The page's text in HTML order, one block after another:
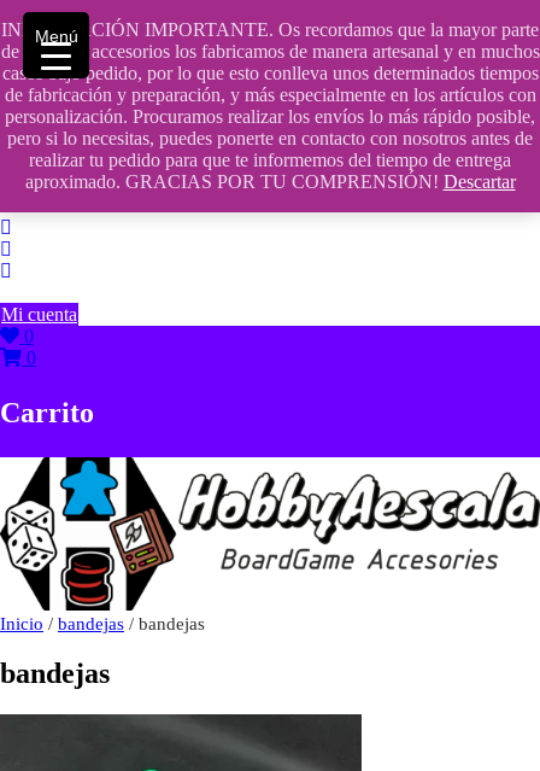
INFORMACIÓN IMPORTANTE. Os recordamos que la mayor parte
de nuestros accesorios los fabricamos de manera artesanal y en muchos
casos bajo pedido, por lo que esto conlleva unos determinados tiempos
de fabricación y preparación, y más especialmente en los artículos con
personalización. Procuramos realizar los envíos lo más rápido posible,
pero si lo necesitas, puedes ponerte en contacto con nosotros antes de
realizar tu pedido para que te informemos del tiempo de entrega
aproximado. GRACIAS POR TU COMPRENSIÓN! Descartar
Saltar
contenido
609241475 SOLO DE 10:00 a 14:00
info@hobbyaescala.com
San Fernando de Henares
10:00 - 14:00
Mi cuenta
0
0
Carrito
Inicio / bandejas / bandejas
bandejas
Menú